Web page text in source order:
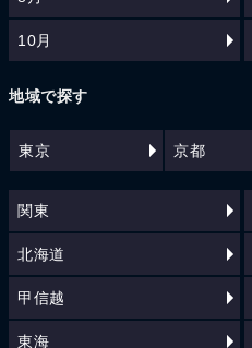
10月
地域で探す
東京 京都
関東
北海道
甲信越
東海